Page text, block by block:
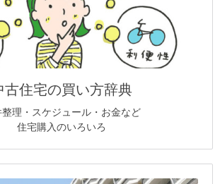
古住宅の買い方辞典
整理・スケジュール・お金など
住宅購入のいろいろ